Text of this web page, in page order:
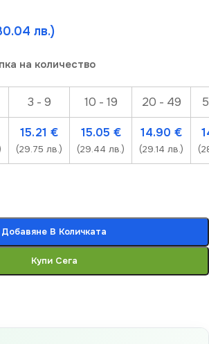
лв.)
на количество
3 - 9 10 - 19 20 - 49
15.21 €
(29.75 лв.)
15.05 €
(29.44 лв.)
14.90 €
(29.14 лв.)
Добавяне В Количката
Купи Сега